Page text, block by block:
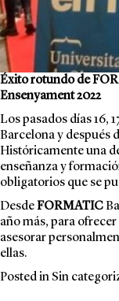
Éxitorotundo de
Ensenyament 2022
Los pasados días 16,
Barcelona y después
Históricamente una
enseñanza y
obligatorios que se
DesdeFORMATIC
año más, para
asesorar
ellas.
Posted in Sin